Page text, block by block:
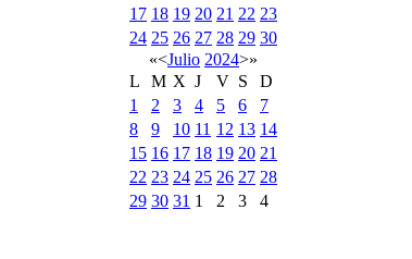
17 18 19 20 21 22 23
24 25 26 27 28 29 30
«<Julio 2024>»
L
M X J V S
D
1
2 3 4 5 6
7
8
9 10 11 12 13 14
15 16 17 18 19 20 21
22 23 24 25 26 27 28
29 30 31 1 2 3
4